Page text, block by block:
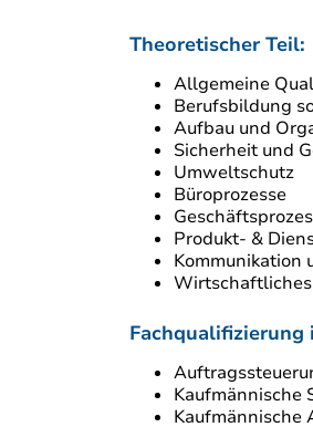
Theoretischer Teil:
Allgemeine
Berufsbildung
Aufbau und
Sicherheit und
Umweltschutz
Büroprozesse
Produkt- &
Kommunikation
Kaufmännische
Kaufmännische